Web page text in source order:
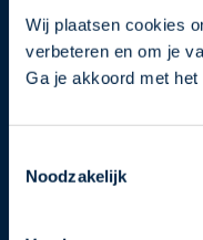
Wij plaatsen cookies
verbeteren en om je
Ga je akkoord met
Noodzakelijk
Schrijf je in
Direct naar
Ons verhaal